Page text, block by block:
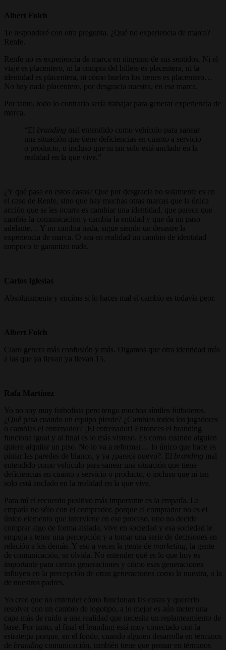
Albert Folch
Te responderé con otra pregunta. ¿Qué no experiencia de marca?
Renfe.
Renfe no es experiencia de marca en ninguno de sus sentidos. Ni el
viaje es placentero, ni la compra del billete es placentera, ni la
identidad es placentera, ni cómo huelen los trenes es placentero…
No hay nada placentero, por desgracia nuestra, en esa marca.
Por tanto, todo lo contrario sería trabajar para generar experiencia de
marca.
El branding mal entendido como vehículo para sanear
una situación que tiene deficiencias en cuanto a servicio
o producto, o incluso que ni tan solo está anclado en la
realidad en la que vive.
¿Y qué pasa en estos casos? Que por desgracia no solamente es en
el caso de Renfe, sino que hay muchas otras marcas que la única
acción que se les ocurre es cambiar una identidad, que parece que
cambia la comunicación y cambia la entidad y que da un paso
adelante… Y no cambia nada, sigue siendo un desastre la
experiencia de marca. O sea en realidad un cambio de identidad
tampoco te garantiza nada.
Carlos Iglesias
Absolutamente y encima si lo haces mal el cambio es todavía peor.
Albert Folch
Claro genera más confusión y más. Digamos que otra identidad más
a las que ya llevan ya llevan 15.
Rafa Martínez
Yo no soy muy futbolista pero tengo muchos símiles futboleros.
¿Qué pasa cuando un equipo pierde? ¿Cambias todos los jugadores
o cambias el entrenador? ¡El entrenador! Entonces el branding
funciona igual y al final es lo más vistoso. Es como cuando alguien
quiere alquilar un piso. No lo va a reformar… lo único que hace es
pintar las paredes de blanco, y ya ¿parece nuevo?. El branding mal
entendido como vehículo para sanear una situación que tiene
deficiencias en cuanto a servicio o producto, o incluso que ni tan
solo está anclado en la realidad en la que vive.
Para mí el recuerdo positivo más importante es la empatía. La
empatía no sólo con el comprador, porque el comprador no es el
único elemento que interviene en ese proceso, uno no decide
comprar algo de forma aislada, vive en sociedad y esa sociedad le
empuja a tener una percepción y a tomar una serie de decisiones en
relación a los demás. Y eso a veces la gente de marketing , la gente
de comunicación, se olvida. No entender qué es lo que hoy es
importante para ciertas generaciones y cómo esas generaciones
influyen en la percepción de otras generaciones como la nuestra, o la
de nuestros padres.
Yo creo que no entender cómo funcionan las cosas y quererlo
resolver con un cambio de logotipo, a lo mejor es aún meter una
capa más de ruido a una realidad que necesita un replanteamiento de
base. Por tanto, al final el branding está muy conectado con la
estrategia porque, en el fondo, cuando alguien desarrolla en términos
de branding comunicación, también tiene que pensar en términos